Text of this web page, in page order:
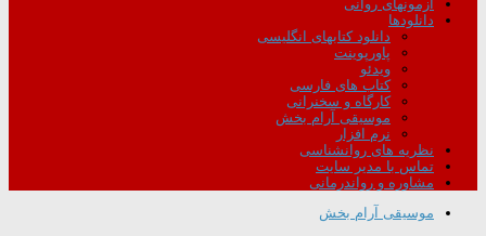
آزمونهای روانی
دانلودها
دانلود کتابهای انگلیسی
پاورپوینت
ویدئو
کتاب های فارسی
کارگاه و سخنرانی
موسیقی آرام بخش
نرم افزار
نظریه های روانشناسی
تماس با مدیر سایت
مشاوره و رواندرمانی
موسیقی آرام بخش